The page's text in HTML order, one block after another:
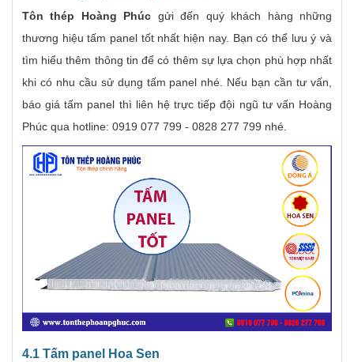
Tôn thép Hoàng Phúc gửi đến quý khách hàng những
thương hiệu tấm panel tốt nhất hiện nay. Bạn có thể lưu ý và
tìm hiểu thêm thông tin để có thêm sự lựa chọn phù hợp nhất
khi có nhu cầu sử dụng tấm panel nhé. Nếu bạn cần tư vấn,
báo giá tấm panel thì liên hệ trực tiếp đội ngũ tư vấn Hoàng
Phúc qua hotline: 0919 077 799 - 0828 277 799 nhé.
4.1 Tấm panel Hoa Sen